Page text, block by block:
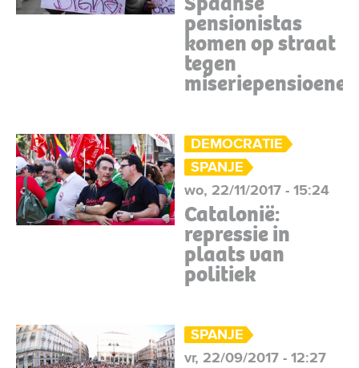
pensionistas
komen op straat
tegen
miseriepensioenen
DEMOCRATIE
SPANJE
wo, 22/11/2017 - 15:24
Catalonië:
repressie in
plaats van
politiek
SPANJE
vr, 22/09/2017 - 12:27